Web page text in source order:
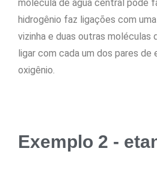
molécula de água central pode
hidrogênio faz ligações com
vizinha e duas outras moléculas
ligar com cada um dos pares de
oxigênio.
Exemplo 2 -